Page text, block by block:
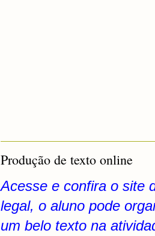
Produção de texto online
Acesse e confira o site
legal, o aluno pode
um belo texto na